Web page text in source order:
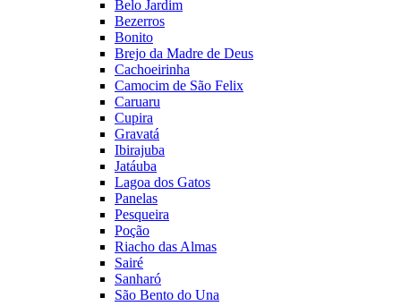
Belo Jardim
Bezerros
Bonito
Brejo da Madre de Deus
Cachoeirinha
Camocim de São Felix
Caruaru
Cupira
Gravatá
Ibirajuba
Jatáuba
Lagoa dos Gatos
Panelas
Pesqueira
Poção
Riacho das Almas
Sairé
Sanharó
São Bento do Una